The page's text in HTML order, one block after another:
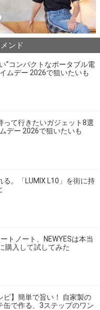
ンド
”コンパクトなポータブル電
ムデー 2026で狙いたいも
って行きたいガジェット8選
デー 2026で狙いたいも
。「LUMIX L10」を街に持
トノート、NEWYESは本当
購入して試してみた
ピ】簡単で旨い！ 自家製の
缶で作る、3ステップのワン